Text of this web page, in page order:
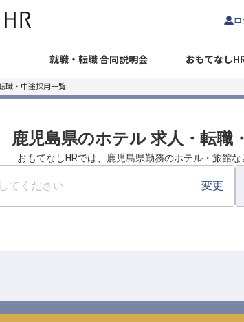
ロ
就職・転職 合同説明会 おもてなし
職・中途採用一覧
鹿児島県のホテル 求人・転職
おもてなしHRでは、鹿児島県勤務のホテル・旅館
てください 変更